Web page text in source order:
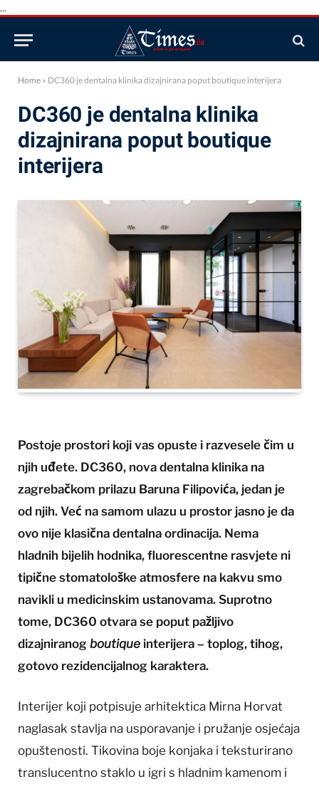
...
Home » DC360 je dentalna klinika dizajnirana poput boutique interijera
DC360 je dentalna klinika
dizajnirana poput boutique
interijera
Postoje prostori koji vas opuste i razvesele čim u
njih uđete. DC360, nova dentalna klinika na
zagrebačkom prilazu Baruna Filipovića, jedan je
od njih. Već na samom ulazu u prostor jasno je da
ovo nije klasična dentalna ordinacija. Nema
hladnih bijelih hodnika, fluorescentne rasvjete ni
tipične stomatološke atmosfere na kakvu smo
navikli u medicinskim ustanovama. Suprotno
tome, DC360 otvara se poput pažljivo
dizajniranog boutique interijera – toplog, tihog,
gotovo rezidencijalnog karaktera.
Interijer koji potpisuje arhitektica Mirna Horvat
naglasak stavlja na usporavanje i pružanje osjećaja
opuštenosti. Tikovina boje konjaka i teksturirano
translucentno staklo u igri s hladnim kamenom i